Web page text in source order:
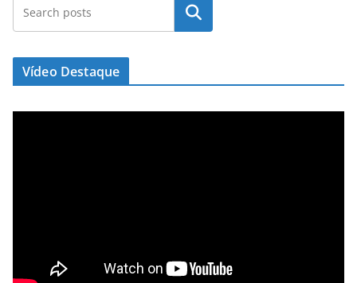
Pesquisar
Vídeo Destaque